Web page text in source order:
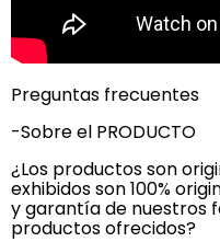
Preguntas frecuentes
-Sobre el PRODUCTO
¿Los productos son
exhibidos son 100%
y garantía de nuestros
productos ofrecidos?